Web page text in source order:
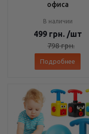
офиса
В наличии
499 грн. /шт
798грн.
Подробнее